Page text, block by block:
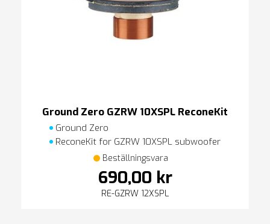
Ground Zero GZRW 10XSPL ReconeKit
Ground Zero
ReconeKit for GZRW 10XSPL subwoofer
Beställningsvara
690,00 kr
RE-GZRW 12XSPL